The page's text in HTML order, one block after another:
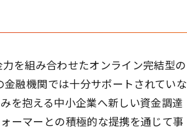
を組み合わせたオンライン完結型の
金融機関では十分サポートされていな
を抱える中小企業へ新しい資金調達
ーマーとの積極的な提携を通じて事